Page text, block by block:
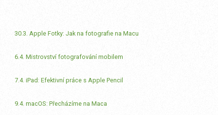
30.3. Apple Fotky: Jak na fotografie na Macu
6.4. Mistrovství fotografování mobilem
7.4. iPad: Efektivní práce s Apple Pencil
9.4. macOS: Přecházíme na Maca